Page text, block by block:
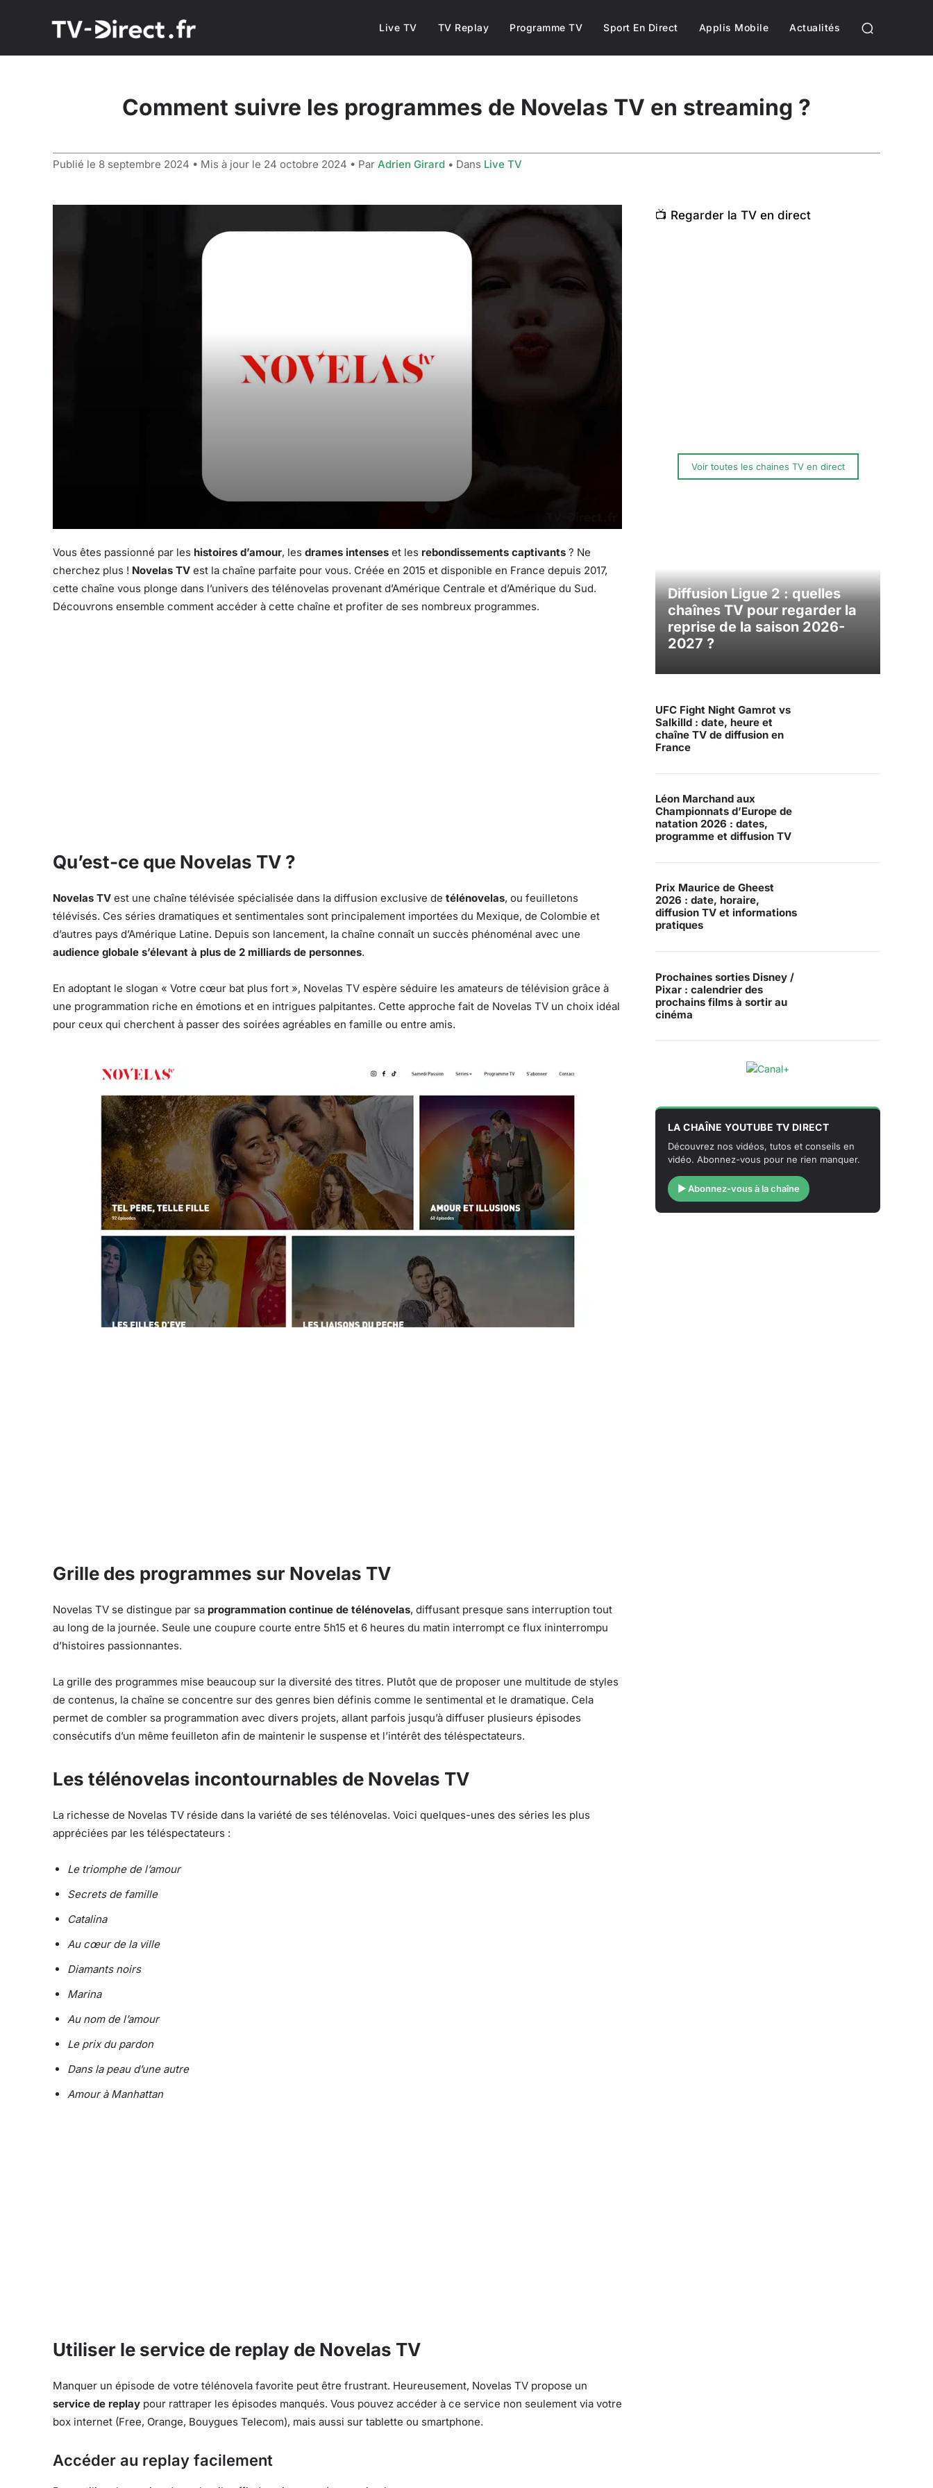
Live TV TV Replay Programme TV Sport En Direct Applis Mobile Actualités
Comment suivre les programmes de Novelas TV en streaming ?
Publié le 8 septembre 2024 • Mis à jour le 24 octobre 2024 • Par Adrien Girard • Dans Live TV
Vous êtes passionné par les histoires d’amour, les drames intenses et les rebondissements captivants ? Ne
cherchez plus ! Novelas TV est la chaîne parfaite pour vous. Créée en 2015 et disponible en France depuis 2017,
cette chaîne vous plonge dans l’univers des télénovelas provenant d’Amérique Centrale et d’Amérique du Sud.
Découvrons ensemble comment accéder à cette chaîne et profiter de ses nombreux programmes.
Qu’est-ce que Novelas TV ?
Novelas TV est une chaîne télévisée spécialisée dans la diffusion exclusive de télénovelas, ou feuilletons
télévisés. Ces séries dramatiques et sentimentales sont principalement importées du Mexique, de Colombie et
d’autres pays d’Amérique Latine. Depuis son lancement, la chaîne connaît un succès phénoménal avec une
audience globale s’élevant à plus de 2 milliards de personnes.
En adoptant le slogan « Votre cœur bat plus fort », Novelas TV espère séduire les amateurs de télévision grâce à
une programmation riche en émotions et en intrigues palpitantes. Cette approche fait de Novelas TV un choix idéal
pour ceux qui cherchent à passer des soirées agréables en famille ou entre amis.
Grille des programmes sur Novelas TV
Novelas TV se distingue par sa programmation continue de télénovelas, diffusant presque sans interruption tout
au long de la journée. Seule une coupure courte entre 5h15 et 6 heures du matin interrompt ce flux ininterrompu
d’histoires passionnantes.
La grille des programmes mise beaucoup sur la diversité des titres. Plutôt que de proposer une multitude de styles
de contenus, la chaîne se concentre sur des genres bien définis comme le sentimental et le dramatique. Cela
permet de combler sa programmation avec divers projets, allant parfois jusqu’à diffuser plusieurs épisodes
consécutifs d’un même feuilleton afin de maintenir le suspense et l’intérêt des téléspectateurs.
Les télénovelas incontournables de Novelas TV
La richesse de Novelas TV réside dans la variété de ses télénovelas. Voici quelques-unes des séries les plus
appréciées par les téléspectateurs :
Le triomphe de l’amour
Secrets de famille
Catalina
Au cœur de la ville
Diamants noirs
Marina
Au nom de l’amour
Le prix du pardon
Dans la peau d’une autre
Amour à Manhattan
Utiliser le service de replay de Novelas TV
Manquer un épisode de votre télénovela favorite peut être frustrant. Heureusement, Novelas TV propose un
service de replay pour rattraper les épisodes manqués. Vous pouvez accéder à ce service non seulement via votre
box internet (Free, Orange, Bouygues Telecom), mais aussi sur tablette ou smartphone.
Accéder au replay facilement
📺 Regarder la TV en direct
Voir toutes les chaines TV en direct
Diffusion Ligue 2 : quelles
chaînes TV pour regarder la
reprise de la saison 2026-
2027 ?
UFC Fight Night Gamrot vs
Salkilld : date, heure et
chaîne TV de diffusion en
France
Léon Marchand aux
Championnats d’Europe de
natation 2026 : dates,
programme et diffusion TV
Prix Maurice de Gheest
2026 : date, horaire,
diffusion TV et informations
pratiques
Prochaines sorties Disney /
Pixar : calendrier des
prochains films à sortir au
cinéma
LA CHAÎNE YOUTUBE TV DIRECT
Découvrez nos vidéos, tutos et conseils en
vidéo. Abonnez-vous pour ne rien manquer.
▶ Abonnez-vous à la chaîne